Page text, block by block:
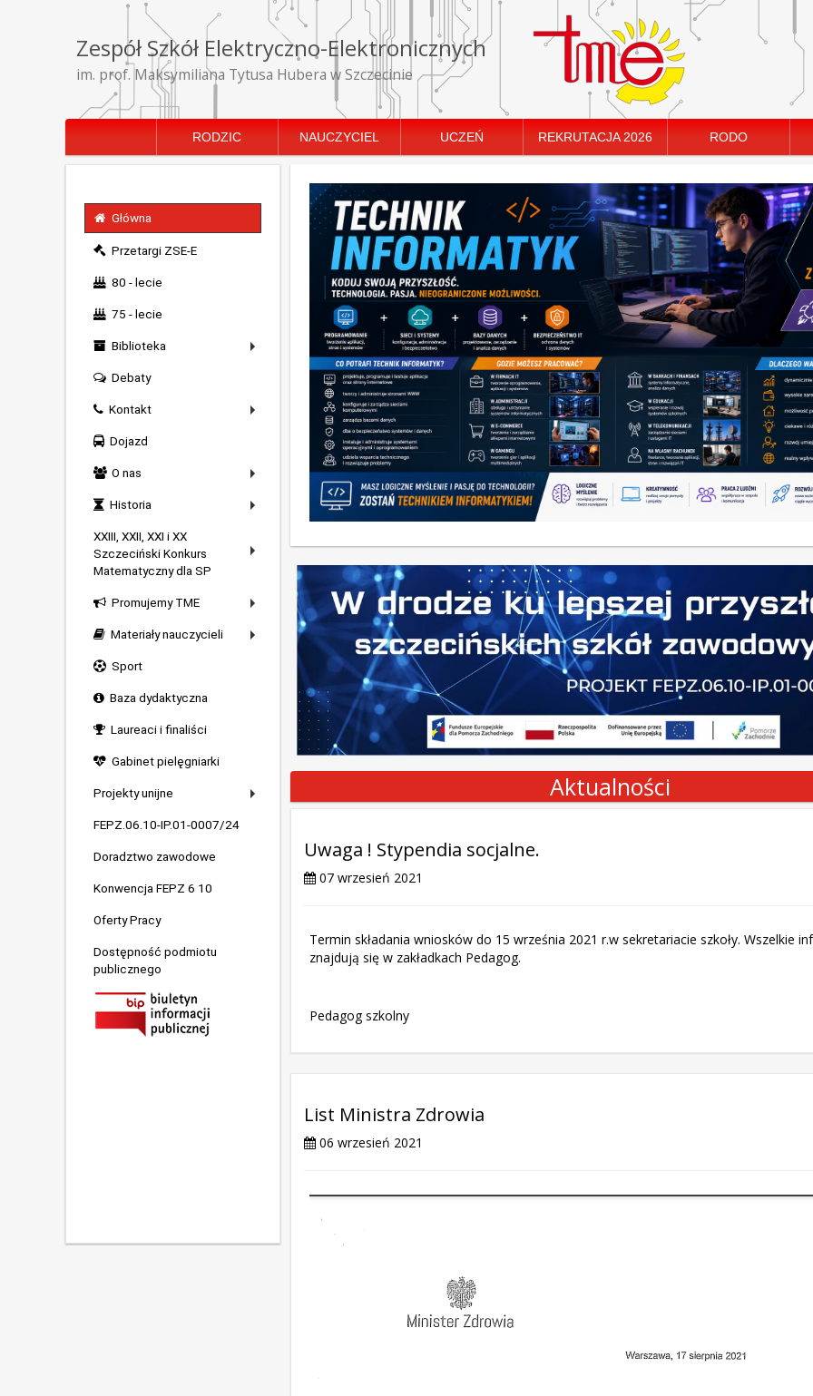
Zespół Szkół Elektryczno-Elektronicznych
im. prof. Maksymiliana Tytusa Hubera w Szczecinie
RODZIC NAUCZYCIEL UCZEŃ REKRUTACJA 2026 RODO
Główna
Przetargi ZSE-E
80 - lecie
75 - lecie
Biblioteka
Debaty
Kontakt
Dojazd
O nas
Historia
XXIII, XXII, XXI i XX
Szczeciński Konkurs
Matematyczny dla SP
Promujemy TME
Materiały nauczycieli
Sport
Baza dydaktyczna
Laureaci i finaliści
Gabinet pielęgniarki
Projekty unijne
FEPZ.06.10-IP.01-0007/24
Doradztwo zawodowe
Konwencja FEPZ 6 10
Oferty Pracy
Dostępność podmiotu
publicznego
Aktualności
Uwaga ! Stypendia socjalne.
07 wrzesień 2021
Termin składania wniosków do 15 września 2021 r.w sekretariacie szkoły. Wszelkie
znajdują się w zakładkach Pedagog.
Pedagog szkolny
List Ministra Zdrowia
06 wrzesień 2021